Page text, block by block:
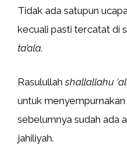
Tidak ada satupun
kecuali pasti tercatat di
ta’ala.
Rasulullahshallallahu
untuk
sebelumnya sudah ada
jahiliyah.